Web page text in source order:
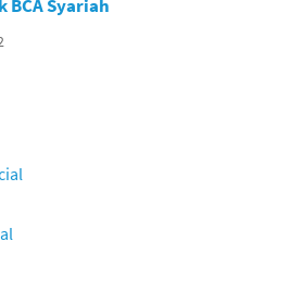
BCA Syariah